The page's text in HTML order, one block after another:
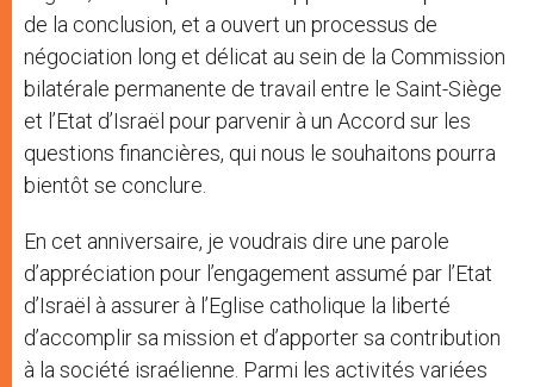
de la conclusion, et a ouvert un processus de
négociation long et délicat au sein de la Commission
bilatérale permanente de travail entre le Saint-Siège
et l’Etat d’Israël pour parvenir à un Accord sur les
questions financières, qui nous le souhaitons pourra
bientôt se conclure.
En cet anniversaire, je voudrais dire une parole
d’appréciation pour l’engagement assumé par l’Etat
d’Israël à assurer à l’Eglise catholique la liberté
d’accomplir sa mission et d’apporter sa contribution
à la société israélienne. Parmi les activités variées